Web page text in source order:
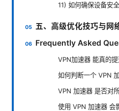
11) 如何确保设备安全
五、高级优化技巧与网
Frequently Asked
VPN加速器 能真的提
如何判断一个 VPN
VPN 加速器 是否对
使用 VPN 加速器 会